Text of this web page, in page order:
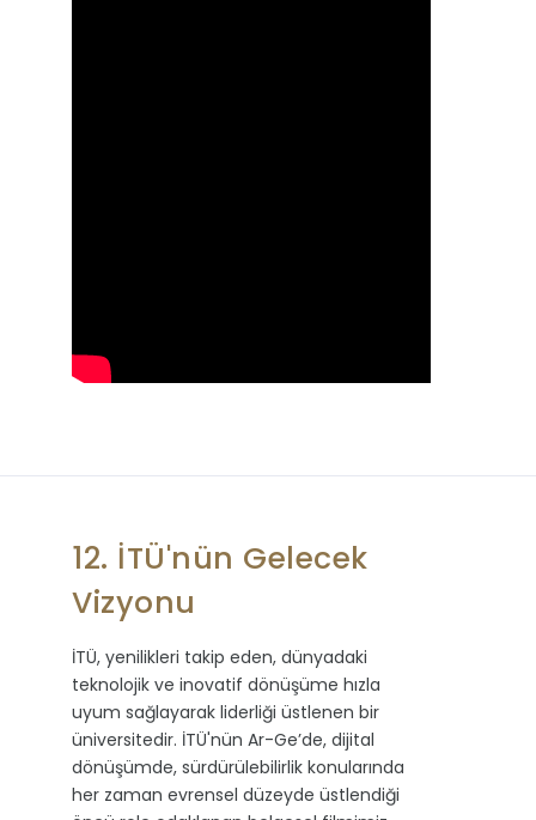
12. İTÜ'nün Gelecek
Vizyonu
İTÜ, yenilikleri takip eden, dünyadaki
teknolojik ve inovatif dönüşüme hızla
uyum sağlayarak liderliği üstlenen bir
üniversitedir. İTÜ'nün Ar-Ge’de, dijital
dönüşümde, sürdürülebilirlik konularında
her zaman evrensel düzeyde üstlendiği